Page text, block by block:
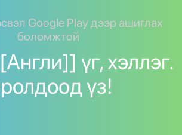
Google Play дээр ашиглах
боломжтой
үг, хэллэг.
үз!